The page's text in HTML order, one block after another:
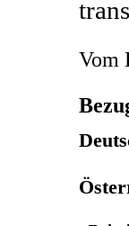
Vom